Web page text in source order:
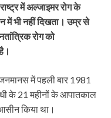
में अल्जाइमर रोग के
में भी नहीं दिखता। उम्र से
रोग को
में पहली बार 1981
के 21 महीनों के आपातकाल
किया था।